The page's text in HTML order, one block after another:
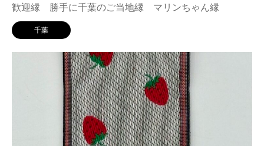
歓迎縁 勝手に千葉のご当地縁 マリンちゃん縁
千葉